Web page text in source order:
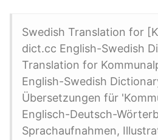
Swedish Translation for
dict.cc English-Swedish
Translation for
English-Swedish
Übersetzungen für
Englisch-Deutsch-
Sprachaufnahmen,